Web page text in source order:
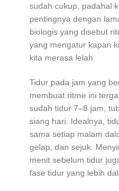
sudah cukup, padahal
pentingnya dengan
biologis yang disebut
yang mengatur kapan
kita merasa lelah.
Tidur pada jam yang
membuat ritme ini
sudah tidur 7–8 jam,
siang hari. Idealnya,
sama setiap malam
gelap, dan sejuk.
menit sebelum tidur
fase tidur yang lebih